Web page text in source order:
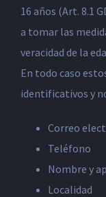
16 años (Art. 8.1
a tomar las
veracidad de la
En todo caso
identificativos y
Correo
Teléfono
Nombre y
Localidad